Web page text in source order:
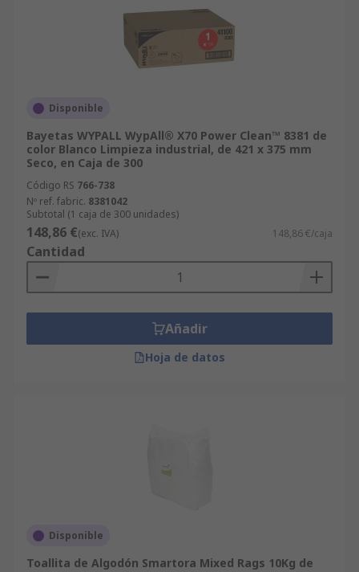
Disponible
Bayetas WYPALL WypAll® X70 Power Clean™ 8381 de
color Blanco Limpieza industrial, de 421 x 375 mm
Seco, en Caja de 300
Código RS 766-738
Nº ref. fabric. 8381042
Subtotal (1 caja de 300 unidades)
148,86 €(exc. IVA) 148,86 €/caja
Cantidad
Añadir
Hoja de datos
Disponible
Toallita de Algodón Smartora Mixed Rags 10Kg de